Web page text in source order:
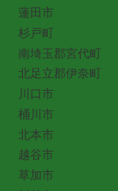
蓮田市
杉戸町
南埼玉郡宮代町
北足立郡伊奈町
川口市
桶川市
北本市
越谷市
草加市